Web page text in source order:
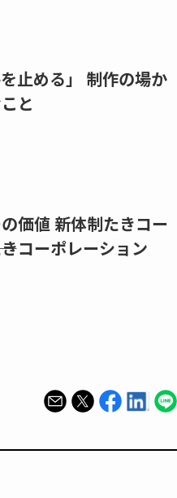
止める」 制作の場か
と
価値 新体制たきコー
きコーポレーション